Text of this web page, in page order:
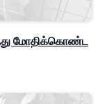
மோதிக்கொண்ட